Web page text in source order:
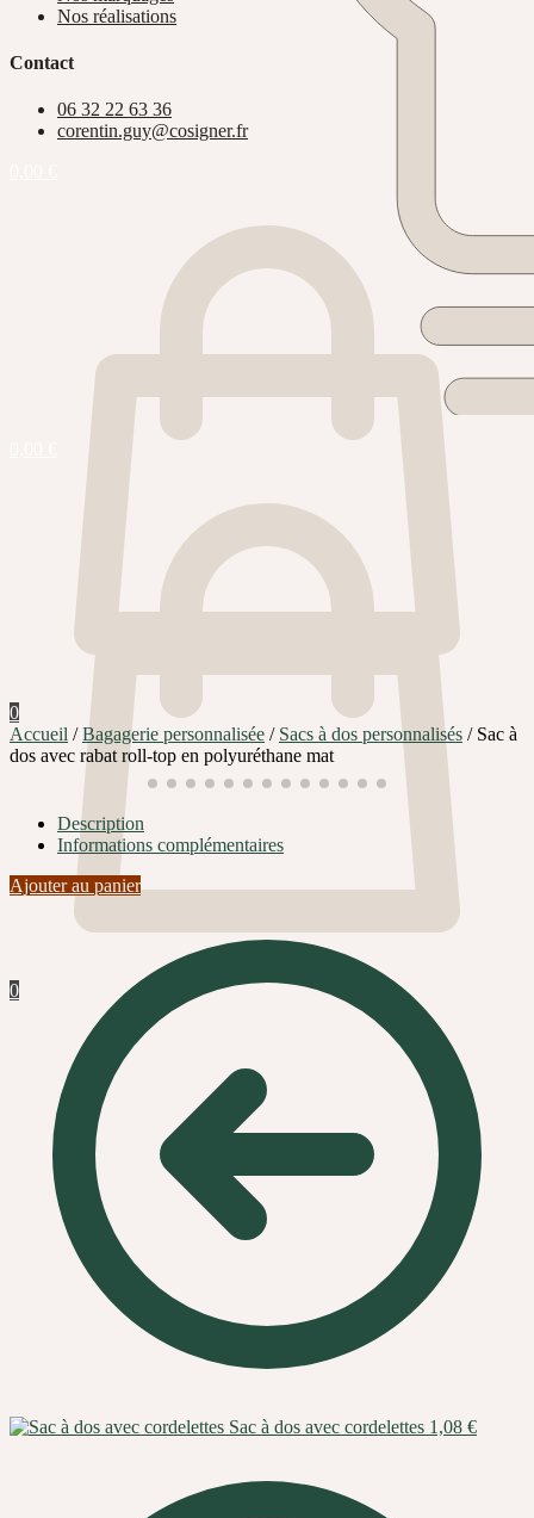
0
Nos réalisations
Contact
06 32 22 63 36
corentin.guy@cosigner.fr
0
Accueil /Bagagerie personnalisée / Sacs à dos personnalisés / Sac à
dos avec rabat roll-top en polyuréthane mat
Description
Informations complémentaires
Ajouter au panier
Sac à dos avec cordelettes 1,08 €